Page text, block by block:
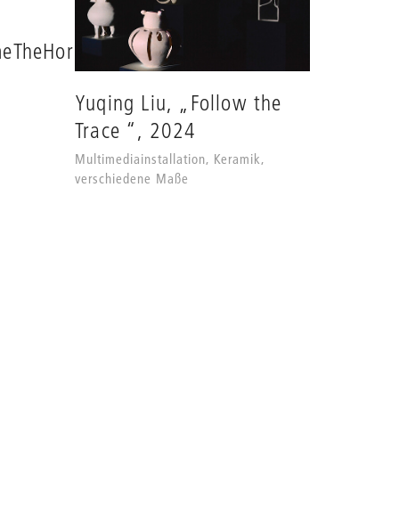
Yuqing Liu, „Follow the
Trace “, 2024
Multimediainstallation, Keramik,
verschiedene Maße